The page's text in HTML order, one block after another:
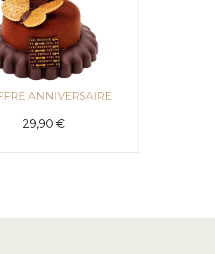
ANNIVERSAIRE
29,90 €